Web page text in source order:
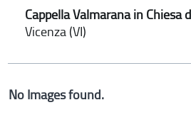
Cappella Valmarana in Chiesa
Vicenza (VI)
No Images found.